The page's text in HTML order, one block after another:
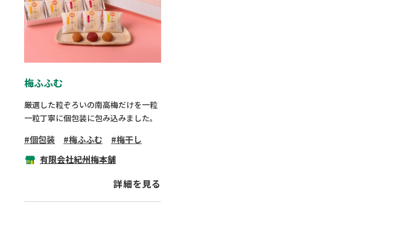
梅ふふむ
厳選した粒ぞろいの南高梅だけを一粒
一粒丁寧に個包装に包み込みました。
個包装 梅ふふむ
梅干し
有限会社紀州梅本舗
詳細を見る